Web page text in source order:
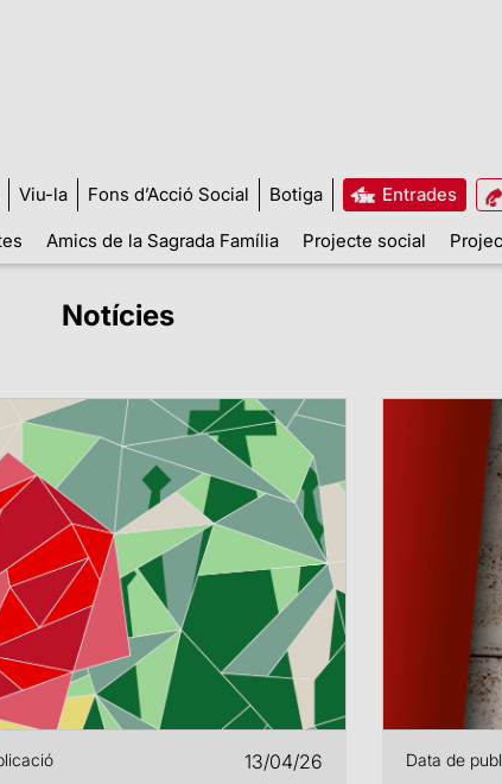
Viu-la Fons d’Acció Social Botiga Entrades
Amics de la Sagrada Família Projecte social
Notícies
13/04/26 Data de